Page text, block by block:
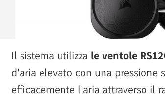
Il sistema utilizza le ventole
d'aria elevato con una pressione
efficacemente l'aria attraverso il